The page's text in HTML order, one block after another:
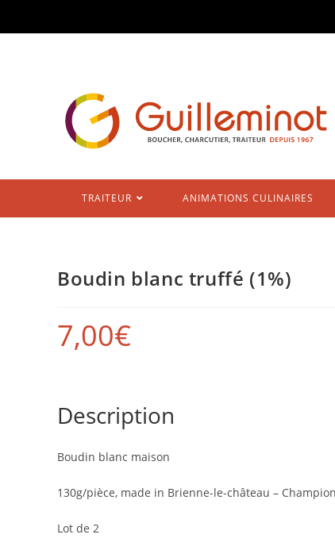
TRAITEUR ANIMATIONS CULINAIRES
Boudin blanc truffé (1%)
7,00€
Description
Boudin blanc maison
130g/pièce, made in Brienne-le-château –
Lot de 2